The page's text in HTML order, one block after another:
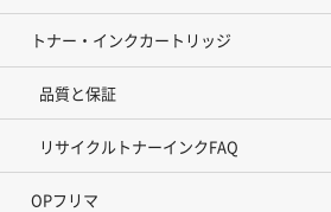
トナー・インクカートリッジ
品質と保証
リサイクルトナーインクFAQ
OPフリマ